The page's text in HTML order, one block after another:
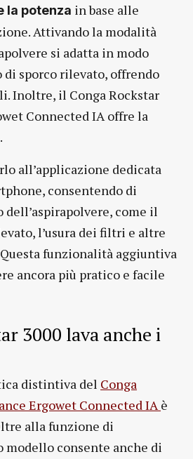
la potenza in base alle
Attivando la modalità
si adatta in modo
sporco rilevato, offrendo
Inoltre, il Conga Rockstar
Connected IA offre la
all’applicazione dedicata
consentendo di
come il
l’usura dei filtri e altre
funzionalità aggiuntiva
ancora più pratico e facile
3000 lava anche i
distintiva del Conga
Ergowet Connected IAè
alla funzione di
modello consente anche di